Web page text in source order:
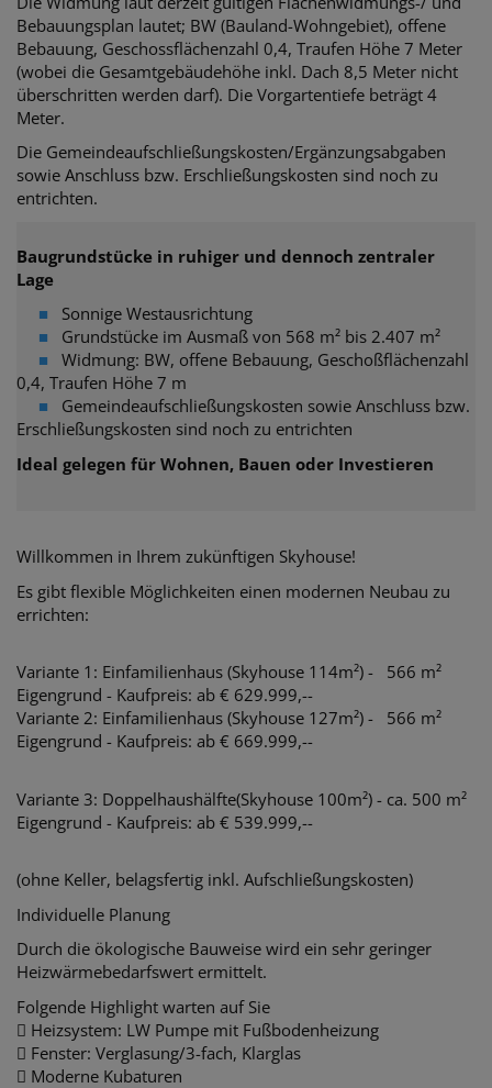
Bebauungsplan lautet; BW (Bauland-Wohngebiet), offene
Bebauung, Geschossflächenzahl 0,4, Traufen Höhe 7 Meter
(wobei die Gesamtgebäudehöhe inkl. Dach 8,5 Meter nicht
überschritten werden darf). Die Vorgartentiefe beträgt 4
Meter.
Die Gemeindeaufschließungskosten/Ergänzungsabgaben
sowie Anschluss bzw. Erschließungskosten sind noch zu
entrichten.
Baugrundstücke in ruhiger und dennoch zentraler
Lage
■
Sonnige Westausrichtung
■
Grundstücke im Ausmaß von 568 m² bis 2.407 m²
■ Widmung: BW, offene Bebauung, Geschoßflächenzahl
0,4, Traufen Höhe 7 m
■ Gemeindeaufschließungskosten sowie Anschluss bzw.
Erschließungskosten sind noch zu entrichten
Ideal gelegen für Wohnen, Bauen oder Investieren
Willkommen in Ihrem zukünftigen Skyhouse!
Es gibt flexible Möglichkeiten einen modernen Neubau zu
errichten:
Variante 1: Einfamilienhaus (Skyhouse 114m²) - 566 m²
Eigengrund - Kaufpreis: ab € 629.999,--
Variante 2: Einfamilienhaus (Skyhouse 127m²) - 566 m²
Eigengrund - Kaufpreis: ab € 669.999,--
Variante 3: Doppelhaushälfte(Skyhouse 100m²) - ca. 500 m²
Eigengrund - Kaufpreis: ab € 539.999,--
(ohne Keller, belagsfertig inkl. Aufschließungskosten)
Individuelle Planung
Durch die ökologische Bauweise wird ein sehr geringer
Heizwärmebedarfswert ermittelt.
Folgende Highlight warten auf Sie
 Heizsystem: LW Pumpe mit Fußbodenheizung
 Fenster: Verglasung/3-fach, Klarglas
 Moderne Kubaturen